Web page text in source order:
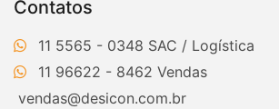
Contatos
11 5565 - 0348
11 96622 - 8462
vendas@desicon.com.br